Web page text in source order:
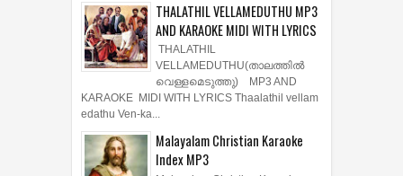
THALATHIL VELLAMEDUTHU MP3
AND KARAOKE MIDI WITH LYRICS
THALATHIL
VELLAMEDUTHU(താലത്തില്‍
വെള്ളമെടുത്തു) MP3 AND
KARAOKE MIDI WITH LYRICS Thaalathil vellam
edathu Ven-ka...
Malayalam Christian Karaoke
Index MP3